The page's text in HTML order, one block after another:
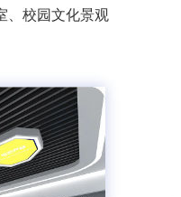
、校园文化景观